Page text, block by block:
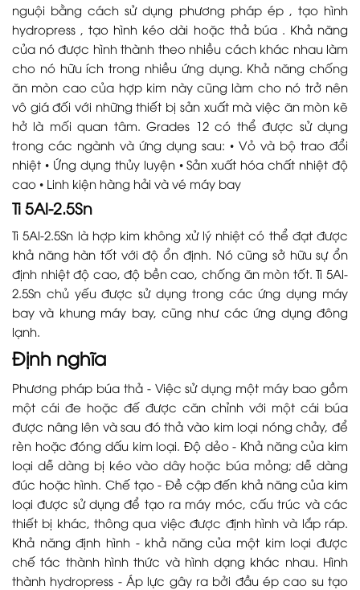
nguội bằng cách sử dụng phương pháp ép , tạo hình
hydropress , tạo hình kéo dài hoặc thả búa . Khả năng
của nó được hình thành theo nhiều cách khác nhau làm
cho nó hữu ích trong nhiều ứng dụng. Khả năng chống
ăn mòn cao của hợp kim này cũng làm cho nó trở nên
vô giá đối với những thiết bị sản xuất mà việc ăn mòn kẽ
hở là mối quan tâm. Grades 12 có thể được sử dụng
trong các ngành và ứng dụng sau: • Vỏ và bộ trao đổi
nhiệt • Ứng dụng thủy luyện • Sản xuất hóa chất nhiệt độ
cao • Linh kiện hàng hải và vé máy bay
Ti 5Al-2.5Sn
Ti 5Al-2.5Sn là hợp kim không xử lý nhiệt có thể đạt được
khả năng hàn tốt với độ ổn định. Nó cũng sở hữu sự ổn
định nhiệt độ cao, độ bền cao, chống ăn mòn tốt. Ti 5Al-
2.5Sn chủ yếu được sử dụng trong các ứng dụng máy
bay và khung máy bay, cũng như các ứng dụng đông
lạnh.
Định nghĩa
Phương pháp búa thả - Việc sử dụng một máy bao gồm
một cái đe hoặc đế được căn chỉnh với một cái búa
được nâng lên và sau đó thả vào kim loại nóng chảy, để
rèn hoặc đóng dấu kim loại. Độ dẻo - Khả năng của kim
loại dễ dàng bị kéo vào dây hoặc búa mỏng; dễ dàng
đúc hoặc hình. Chế tạo - Đề cập đến khả năng của kim
loại được sử dụng để tạo ra máy móc, cấu trúc và các
thiết bị khác, thông qua việc được định hình và lắp ráp.
Khả năng định hình - khả năng của một kim loại được
chế tác thành hình thức và hình dạng khác nhau. Hình
thành hydropress - Áp lực gây ra bởi đầu ép cao su tạo